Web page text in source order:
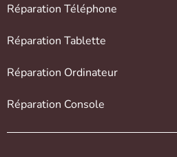
Réparation Téléphone
Réparation Tablette
Réparation Ordinateur
Réparation Console